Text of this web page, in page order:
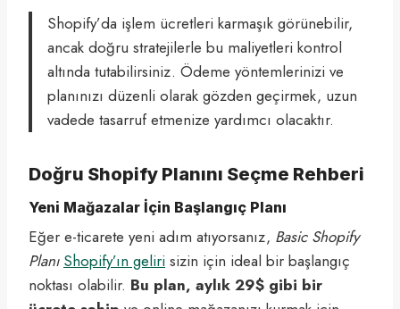
Shopify’da işlem ücretleri karmaşık görünebilir,
ancak doğru stratejilerle bu maliyetleri kontrol
altında tutabilirsiniz. Ödeme yöntemlerinizi ve
planınızı düzenli olarak gözden geçirmek, uzun
vadede tasarruf etmenize yardımcı olacaktır.
Doğru Shopify Planını Seçme Rehberi
Yeni Mağazalar İçin Başlangıç Planı
Eğer e-ticarete yeni adım atıyorsanız, Basic Shopify
Planı Shopify’ın geliri sizin için ideal bir başlangıç
noktası olabilir. Bu plan, aylık 29$ gibi bir